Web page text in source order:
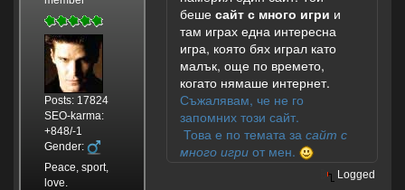
Posts: 17824
SEO-karma:
+848/-1
Gender:
Peace, sport,
love.
беше сайт с много игри и
там играх една интересна
игра, която бях играл като
малък, още по времето,
когато нямаше интернет.
Съжалявам, че не го
запомних този сайт.
Това е по темата за сайт с
много игри от мен.
Logged